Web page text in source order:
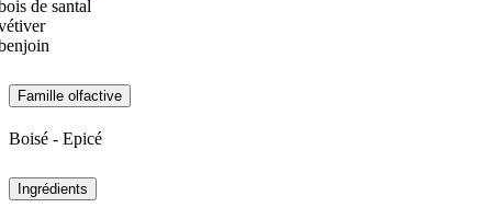
de santal
Famille olfactive
Boisé - Epicé
Ingrédients